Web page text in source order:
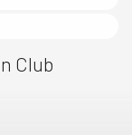
Club